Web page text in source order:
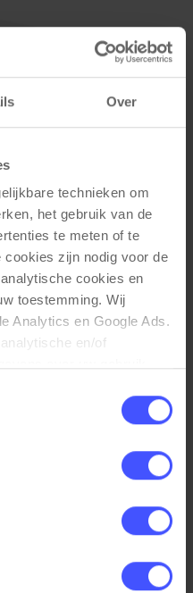
Over
technieken om
het gebruik van de
te meten of te
zijn nodig voor de
cookies en
toestemming. Wij
Analytics en Google Ads.
en/of
en
vindt u in onze
op onze website.
verwerkt wanneer
of intrekken via de